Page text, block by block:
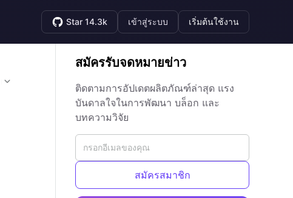
Star 14.3k เข้าสู่ระบบ เริ่มต้นใช้งาน
สมัครรับจดหมายข่าว
ติดตามการอัปเดตผลิตภัณฑ์ล่าสุด แรง
บันดาลใจในการพัฒนา บล็อก และ
บทความวิจัย
สมัครสมาชิก